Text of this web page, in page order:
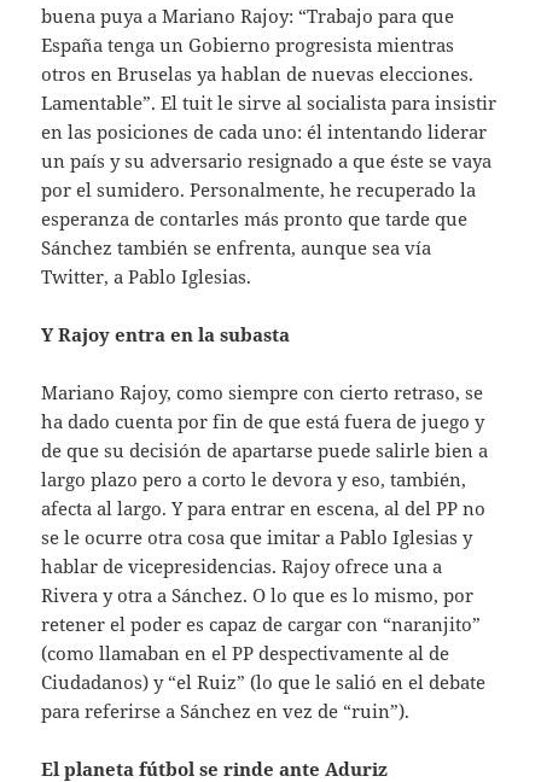
buena puya a Mariano Rajoy: “Trabajo para que
España tenga un Gobierno progresista mientras
otros en Bruselas ya hablan de nuevas elecciones.
Lamentable”. El tuit le sirve al socialista para insistir
en las posiciones de cada uno: él intentando liderar
un país y su adversario resignado a que éste se vaya
por el sumidero. Personalmente, he recuperado la
esperanza de contarles más pronto que tarde que
Sánchez también se enfrenta, aunque sea vía
Twitter, a Pablo Iglesias.
Y Rajoy entra en la subasta
Mariano Rajoy, como siempre con cierto retraso, se
ha dado cuenta por fin de que está fuera de juego y
de que su decisión de apartarse puede salirle bien a
largo plazo pero a corto le devora y eso, también,
afecta al largo. Y para entrar en escena, al del PP no
se le ocurre otra cosa que imitar a Pablo Iglesias y
hablar de vicepresidencias. Rajoy ofrece una a
Rivera y otra a Sánchez. O lo que es lo mismo, por
retener el poder es capaz de cargar con “naranjito”
(como llamaban en el PP despectivamente al de
Ciudadanos) y “el Ruiz” (lo que le salió en el debate
para referirse a Sánchez en vez de “ruin”).
El planeta fútbol se rinde ante Aduriz